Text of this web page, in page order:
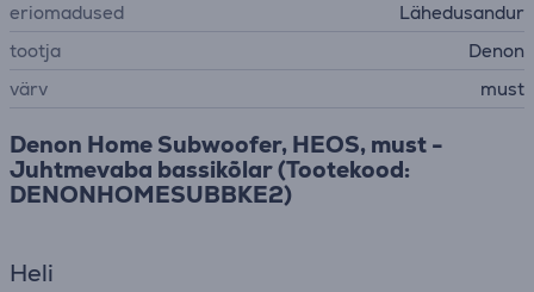
eriomadused
Lähedusandur
tootja
Denon
värv
must
Denon Home Subwoofer, HEOS, must -
Juhtmevaba bassikõlar (Tootekood:
DENONHOMESUBBKE2)
Heli